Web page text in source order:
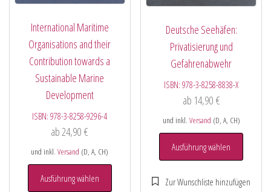
International Maritime
Organisations and their
Contribution towards a
Sustainable Marine
Development
ISBN:978-3-8258-9296-4
ab24,90€
und inkl.Versand (D, A, CH)
Ausführung wählen
Deutsche Seehäfen:
Privatisierung und
Gefahrenabwehr
ISBN:978-3-8258-8838-X
ab 14,90 €
und inkl. Versand (D, A, CH)
Ausführung wählen